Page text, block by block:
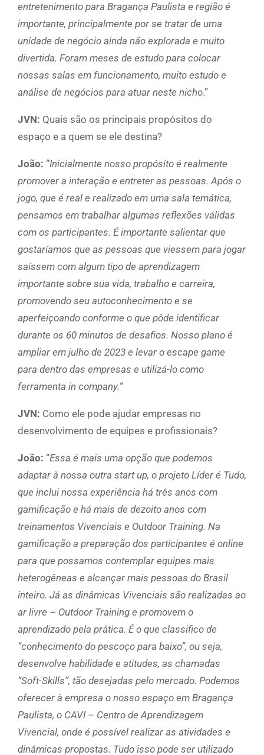
entretenimento para Bragança Paulista e região é
importante, principalmente por se tratar de uma
unidade de negócio ainda não explorada e muito
divertida. Foram meses de estudo para colocar
nossas salas em funcionamento, muito estudo e
análise de negócios para atuar neste nicho.”
JVN: Quais são os principais propósitos do
espaço e a quem se ele destina?
João: “Inicialmente nosso propósito é realmente
promover a interação e entreter as pessoas. Após o
jogo, que é real e realizado em uma sala temática,
pensamos em trabalhar algumas reflexões válidas
com os participantes. É importante salientar que
gostaríamos que as pessoas que viessem para jogar
saíssem com algum tipo de aprendizagem
importante sobre sua vida, trabalho e carreira,
promovendo seu autoconhecimento e se
aperfeiçoando conforme o que pôde identificar
durante os 60 minutos de desafios. Nosso plano é
ampliar em julho de 2023 e levar o escape game
para dentro das empresas e utilizá-lo como
ferramenta in company.“
JVN: Como ele pode ajudar empresas no
desenvolvimento de equipes e profissionais?
João: “Essa é mais uma opção que podemos
adaptar à nossa outra start up, o projeto Líder é Tudo,
que inclui nossa experiência há três anos com
gamificação e há mais de dezoito anos com
treinamentos Vivenciais e Outdoor Training. Na
gamificação a preparação dos participantes é online
para que possamos contemplar equipes mais
heterogêneas e alcançar mais pessoas do Brasil
inteiro. Já as dinâmicas Vivenciais são realizadas ao
ar livre – Outdoor Training e promovem o
aprendizado pela prática. É o que classifico de
“conhecimento do pescoço para baixo”, ou seja,
desenvolve habilidade e atitudes, as chamadas
“Soft-Skills”, tão desejadas pelo mercado. Podemos
oferecer à empresa o nosso espaço em Bragança
Paulista, o CAVI – Centro de Aprendizagem
Vivencial, onde é possível realizar as atividades e
dinâmicas propostas. Tudo isso pode ser utilizado